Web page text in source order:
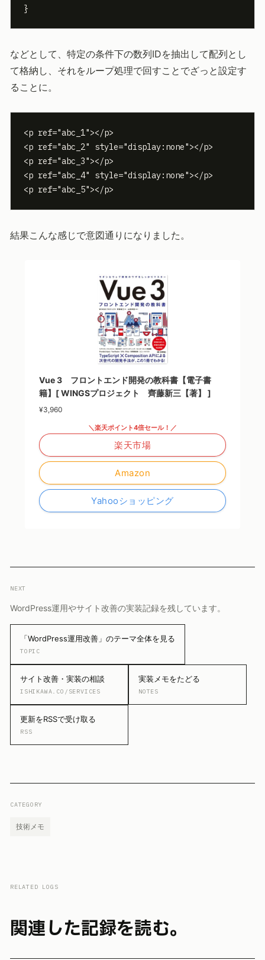
}
などとして、特定の条件下の数列IDを抽出して配列とし
て格納し、それをループ処理で回すことでざっと設定す
ることに。
<p ref="abc_1"></p>
<p ref="abc_2" style="display:none"></p>
<p ref="abc_3"></p>
<p ref="abc_4" style="display:none"></p>
<p ref="abc_5"></p>
結果こんな感じで意図通りになりました。
Vue 3 フロントエンド開発の教科書【電子書
籍】[ WINGSプロジェクト 齊藤新三【著】 ]
¥3,960
Amazon
＼楽天ポイント4倍セール！／
楽天市場
Yahooショッピング
NEXT
WordPress運用やサイト改善の実装記録を残しています。
「WordPress運用改善」のテーマ全体を見る
TOPIC
サイト改善・実装の相談
ISHIKAWA.CO/SERVICES
実装メモをたどる
NOTES
更新をRSSで受け取る
RSS
CATEGORY
技術メモ
RELATED LOGS
関連した記録を読む。